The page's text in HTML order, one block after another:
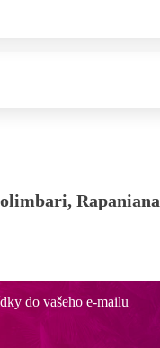
Rapaniana
do vašeho e-mailu